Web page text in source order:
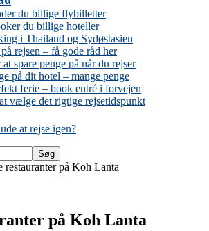
du billige flybilletter
du billige hoteller
i Thailand og Sydøstasien
rejsen – få gode råd her
at spare penge på når du rejser
på dit hotel – mange penge
ferie – book entré i forvejen
vælge det rigtige rejsetidspunkt
at rejse igen?
restauranter på Koh Lanta
på Koh Lanta